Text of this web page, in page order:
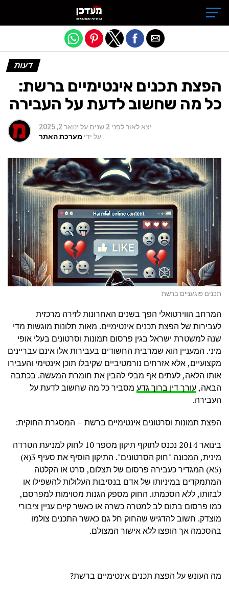
דעות
הפצת תכנים אינטימיים ברשת:
כל מה שחשוב לדעת על העבירה
יצא לאורלפני 2 שנים עַל ינואר 2, 2025
על ידי מערכת האתר
תכנים פוגעניים ברשת
המרחב הווירטואלי הפך בשנים האחרונות לזירה מרכזית
לעבירות של הפצת תכנים אינטימיים. מאות תלונות מוגשות מדי
שנה למשטרת ישראל בגין פרסום תמונות וסרטונים בעלי אופי
מיני. המעניין הוא שמרבית החשודים בעבירות אלו אינם עבריינים
מקצועיים, אלא אזרחים נורמטיביים שקיבלו תוכן אינטימי והעבירו
אותו הלאה, לעתים אף מבלי להבין את חומרת המעשה. בכתבה
הבאה,עורך דין ברוך גדע מסביר כל מה שחשוב לדעת על
העבירה.
הפצת תמונות וסרטונים אינטימיים ברשת – המסגרת החוקית:
בינואר 2014 נכנס לתוקף תיקון מספר 10 לחוק למניעת הטרדה
מינית, המכונה "חוק הסרטונים". התיקון הוסיף את סעיף 3(א)
(5א) המגדיר כעבירה פרסום של תצלום, סרט או הקלטה
המתמקדים במיניותו של אדם בנסיבות העלולות להשפילו או
לבזותו, ללא הסכמתו. החוק מספק הגנות מסוימות למפרסם,
כמו פרסום בתום לב למטרה כשרה או כאשר קיים עניין ציבורי
מוצדק. חשוב להדגיש שהחוק חל גם כאשר התכנים צולמו
בהסכמה אך הופצו ללא אישור המצולם.
מה העונש על הפצת תכנים אינטימיים ברשת?
Exit mobile version